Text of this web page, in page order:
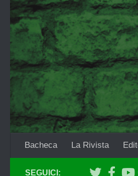
Salta al contenuto
Bacheca La Rivista
SEGUICI: